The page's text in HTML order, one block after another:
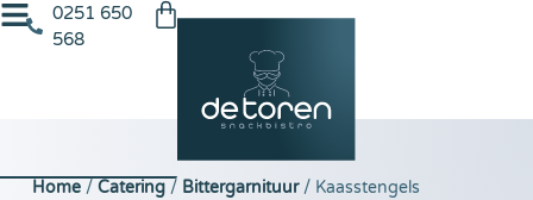
0251 650
568
Home/ Catering/ Bittergarnituur/ Kaasstengels